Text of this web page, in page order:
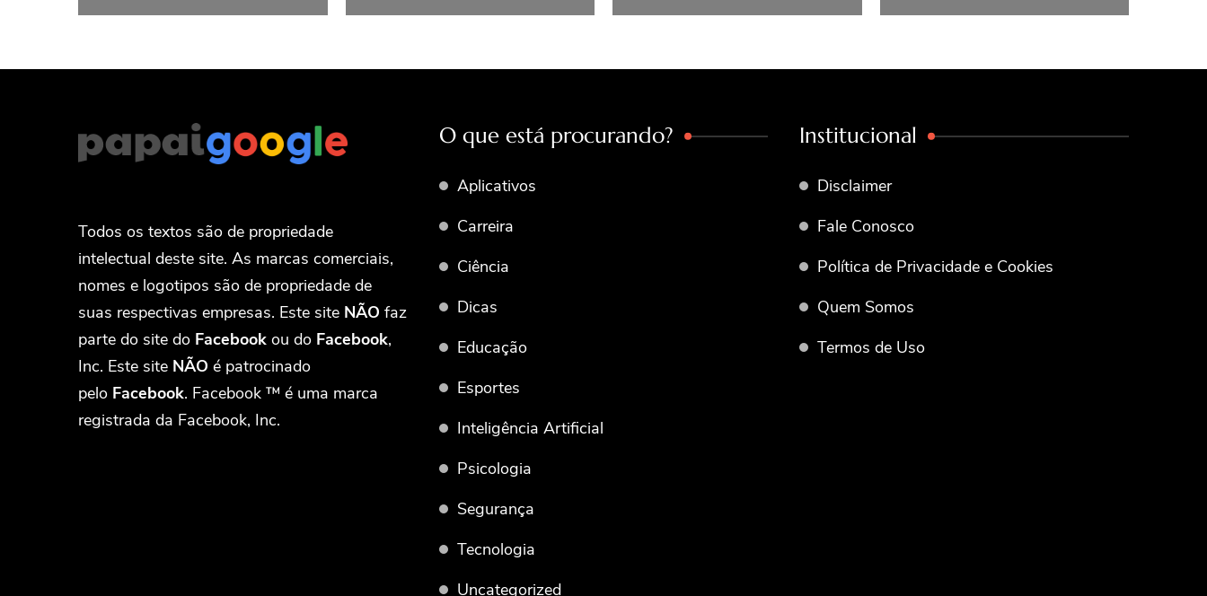
Todos os textos são de propriedade
intelectual deste site. As marcas comerciais,
nomes e logotipos são de propriedade de
suas respectivas empresas. Este site NÃO faz
parte do site do Facebook ou do Facebook,
Inc. Este site NÃO é patrocinado
pelo Facebook. Facebook ™ é uma marca
registrada da Facebook, Inc.
O que está procurando?
Aplicativos
Carreira
Ciência
Dicas
Educação
Esportes
Inteligência Artificial
Psicologia
Segurança
Tecnologia
Uncategorized
Institucional
Disclaimer
Fale Conosco
Política de Privacidade e Cookies
Quem Somos
Termos de Uso